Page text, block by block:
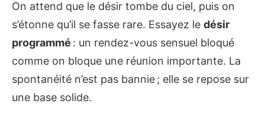
On attend que le désir tombe du ciel, puis on
s’étonne qu’il se fasse rare. Essayez le désir
programmé : un rendez-vous sensuel bloqué
comme on bloque une réunion importante. La
spontanéité n’est pas bannie ; elle se repose sur
une base solide.